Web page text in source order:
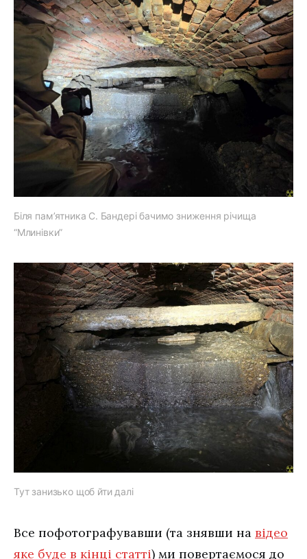
Біля пам’ятника С. Бандері бачимо зниження річища
“Млинівки”
Тут занизько щоб йти далі
Все пофотографувавши (та знявши на відео
яке буде в кінці статті) ми повертаємося до